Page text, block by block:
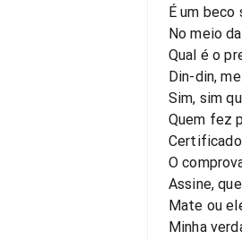
É um beco
No meio
Qual é o
Din-din,
Sim, sim
Quem fez
O
Assine,
Mate ou
Minha